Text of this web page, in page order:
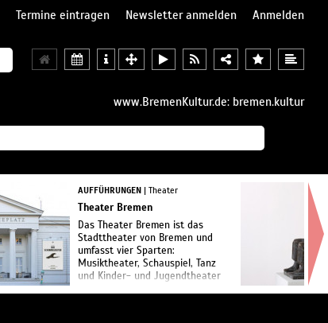
Termine eintragen Newsletter anmelden
Anmelden
www.BremenKultur.de: bremen.kultur
AUFFÜHRUNGEN | Theater
Theater Bremen
Das Theater Bremen ist das
Stadttheater von Bremen und
umfasst vier Sparten:
Musiktheater, Schauspiel, Tanz
und Kinder- und Jugendtheater